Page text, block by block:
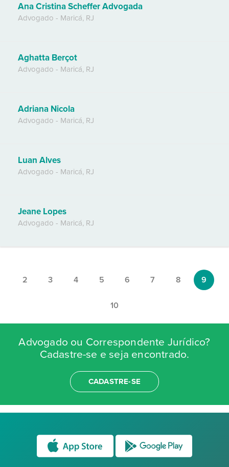
Ana Cristina Scheffer Advogada
Advogado - Maricá, RJ
Aghatta Berçot
Advogado - Maricá, RJ
Adriana Nicola
Advogado - Maricá, RJ
Luan Alves
Advogado - Maricá, RJ
Jeane Lopes
Advogado - Maricá, RJ
2 3 4 5 6 7 8 9
10
Advogado ou Correspondente Jurídico?
Cadastre-se e seja encontrado.
CADASTRE-SE